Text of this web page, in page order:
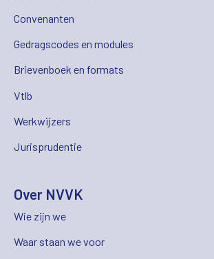
Convenanten
Gedragscodes en modules
Brievenboek en formats
Vtlb
Werkwijzers
Jurisprudentie
Over NVVK
Wie zijn we
Waar staan we voor